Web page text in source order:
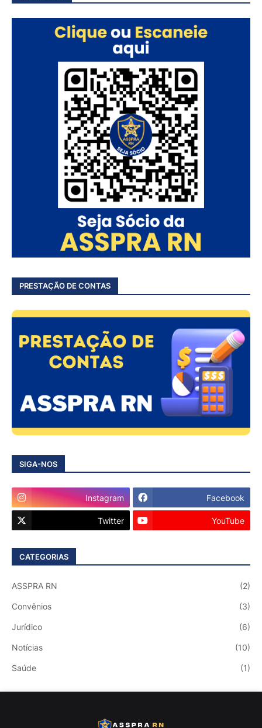
PRESTAÇÃO DE CONTAS
SIGA-NOS
Instagram Facebook
Twitter YouTube
CATEGORIAS
ASSPRA RN (2)
Convênios (3)
Jurídico (6)
Notícias (10)
Saúde (1)